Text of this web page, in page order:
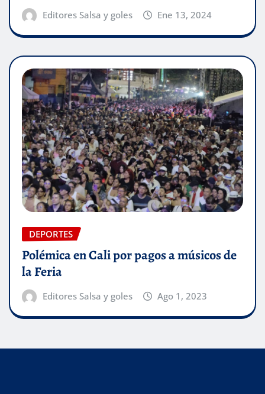
Editores Salsa y goles Ene 13, 2024
DEPORTES
Polémica en Cali por pagos a músicos de
la Feria
Editores Salsa y goles Ago 1, 2023